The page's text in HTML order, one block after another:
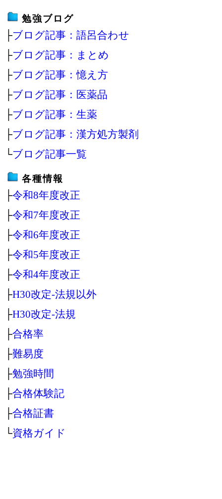
勉強ブログ
├ブログ記事：語呂合わせ
├ブログ記事：まとめ
├ブログ記事：憶え方
├ブログ記事：医薬品
├ブログ記事：生薬
├ブログ記事：漢方処方製剤
└ブログ記事一覧
各種情報
├令和8年度改正
├令和7年度改正
├令和6年度改正
├令和5年度改正
├令和4年度改正
├H30改定‐法規以外
├H30改定‐法規
├合格率
├難易度
├勉強時間
├合格体験記
├合格証書
└資格ガイド